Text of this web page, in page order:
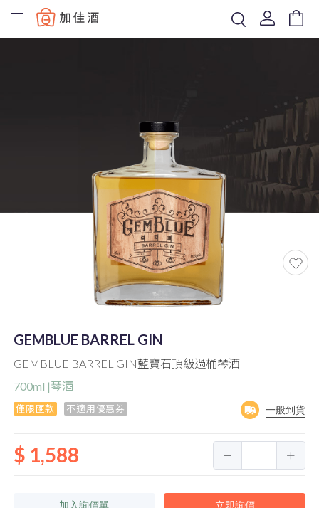
Baccus
GEMBLUE BARREL GIN
GEMBLUE BARREL GIN藍寶石頂級過桶琴酒
700ml |琴酒
僅限匯款 不適用優惠券 一般到貨
$ 1,588
加入詢價單 立即詢價